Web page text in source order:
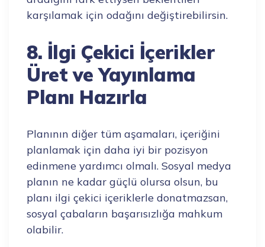
karşılamak için odağını değiştirebilirsin.
8. İlgi Çekici İçerikler
Üret ve Yayınlama
Planı Hazırla
Planının diğer tüm aşamaları, içeriğini
planlamak için daha iyi bir pozisyon
edinmene yardımcı olmalı. Sosyal medya
planın ne kadar güçlü olursa olsun, bu
planı ilgi çekici içeriklerle donatmazsan,
sosyal çabaların başarısızlığa mahkum
olabilir.